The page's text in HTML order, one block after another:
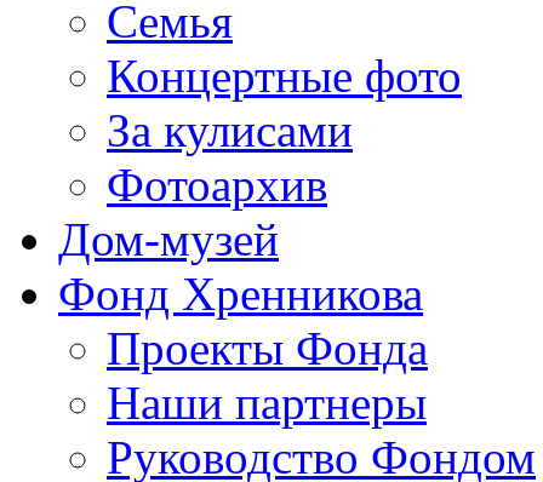
Семья
Концертные фото
За кулисами
Фотоархив
Дом-музей
Фонд Хренникова
Проекты Фонда
Наши партнеры
Руководство Фондом